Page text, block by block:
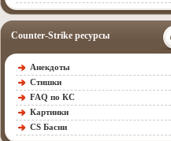
Counter-Strike ресурсы
Анекдоты
Стишки
FAQ по КС
Картинки
CS Басни